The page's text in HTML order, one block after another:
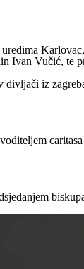
Ivan Vučić, te
iz